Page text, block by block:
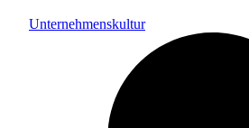
Unternehmenskultur